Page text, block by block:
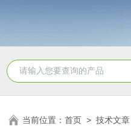
当前位置：首页 >技术文章